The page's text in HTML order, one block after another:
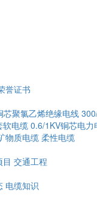
誉证书
聚氯乙烯绝缘电线
软电缆 0.6/1KV铜芯电力
物质电缆 柔性电缆
目 交通工程
电缆知识